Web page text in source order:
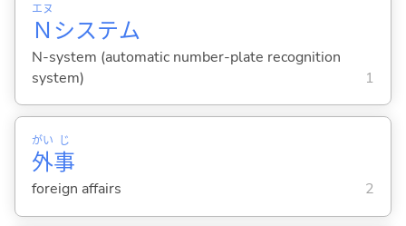
Ｎ
エヌ
システム
N-system (automatic number-plate recognition
system)
1
外
がい
事
じ
foreign affairs 2